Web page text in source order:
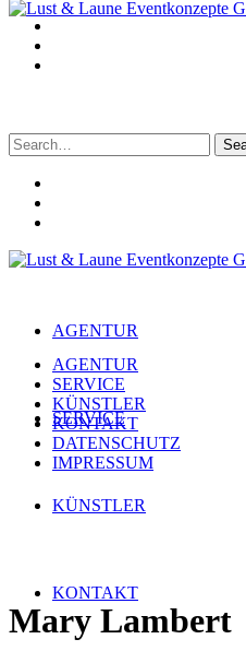
Search
for:
AGENTUR
SERVICE
KÜNSTLER
KONTAKT
AGENTUR
SERVICE
KÜNSTLER
KONTAKT
DATENSCHUTZ
IMPRESSUM
Mary Lambert